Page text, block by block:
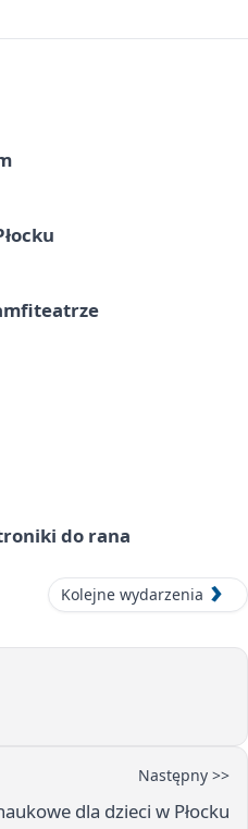
do rana
Kolejne wydarzenia
Następny >>
dla dzieci w Płocku